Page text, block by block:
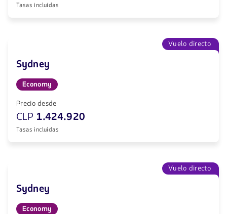
Tasas incluidas
Vuelo directo
Sydney
Economy
Precio desde
CLP 1.424.920
Tasas incluidas
Vuelo directo
Sydney
Economy